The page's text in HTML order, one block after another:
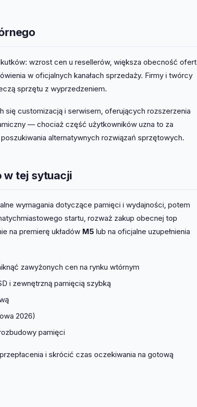
wzrost cen u resellerów, większa obecność ofert
w oficjalnych kanałach sprzedaży. Firmy i twórcy
sprzętu z wyprzedzeniem.
się customizacją i serwisem, oferujących rozszerzenia
— chociaż część użytkowników uzna to za
alternatywnych rozwiązań sprzętowych.
w tej sytuacji
wymagania dotyczące pamięci i wydajności, potem
startu, rozważ zakup obecnej top
na premierę układów M5 lub na oficjalne uzupełnienia
zawyżonych cen na rynku wtórnym
i zewnętrzną pamięcią szybką
2026)
pamięci
i skrócić czas oczekiwania na gotową